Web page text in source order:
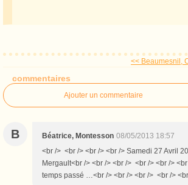
<< Beaumesnil,
commentaires
Ajouter un commentaire
B Béatrice, Montesson 08/05/2013 18:57
<br /> <br /> <br /> <br /> Samedi 27 Avril
Mergault<br /> <br /> <br /> <br /> <br />
temps passé …<br /> <br /> <br /> <br />